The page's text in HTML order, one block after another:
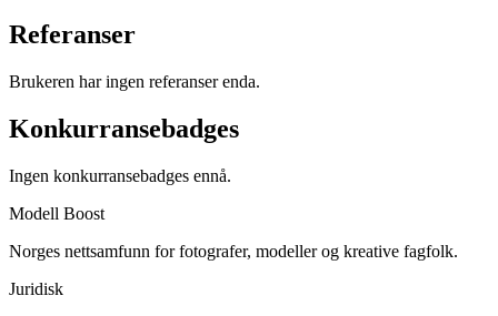
Referanser
Brukeren har ingen referanser enda.
Konkurransebadges
Ingen konkurransebadges ennå.
Modell Boost
Norges nettsamfunn for fotografer, modeller og kreative fagfolk.
Juridisk